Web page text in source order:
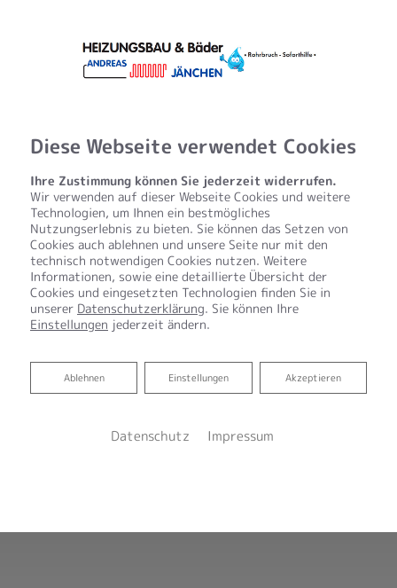
Diese Webseite verwendet Cookies
Ihre Zustimmung können Sie jederzeit widerrufen.
Wir verwenden auf dieser Webseite Cookies und weitere
Technologien, um Ihnen ein bestmögliches
Nutzungserlebnis zu bieten. Sie können das Setzen von
Cookies auch ablehnen und unsere Seite nur mit den
technisch notwendigen Cookies nutzen. Weitere
Informationen, sowie eine detaillierte Übersicht der
Cookies und eingesetzten Technologien finden Sie in
unserer Datenschutzerklärung. Sie können Ihre
Einstellungen jederzeit ändern.
Akzeptieren
Einstellungen
Ablehnen
Ablehnen
Datenschutz Impressum